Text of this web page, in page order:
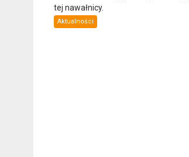
tej nawałnicy.
Aktualności